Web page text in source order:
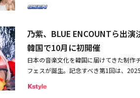
されたCare Bears™（ケアベア）とのコ
ンサート「2025 ILLIT GLITTER DAY IN
日・4日に大阪・大阪城ホールで開催す
ら、ILLITの人気の高さが伺える。さらに
も決まっており、IVEと共にK-POPガー
引き続き注目だ。・ILLIT、1stシングル
乃紫、BLUE ENCOUNTら出演決定！音
N JAPAN」を8月10日～11日に神奈川・
に、9月14日には「ROCK IN JAPAN
ールズグループで初出演を果たす。この
シングル「時よ止まれ」音源配信日：
定※発売日は変更になる可能性がござい
時よ止まれTrack 2 ToppingTrack 3 借り
d Chocolate＜形態・販売価格＞〇製造
定盤価格：2,640円（税込）〇通常盤価
ださい。コトコ：私はもともと乃紫先輩
じました。ゼリー・ダンカ：乃紫先輩と
機会があり、とても光栄でした。最初は
あり、話していくうちに自然とリラック
ら、本当に可愛らしい方だなという印象
紫：UNISは8人組の多国籍グループで、
た。具体的なコラボの有無は明かされな
デビュー当初から乃紫の音楽に並々なら
ル「1theK」の「W.W.C（World Wide
主制作のカバー映像を通じて乃紫の代表
っかけで、2組のアーティスト間に音楽
と発展した。「Shaking My Head」は女
曲だ。互いに異なる言語とスタイルが出
乃紫、BLUE ENCOUNTら出
韓国で10月に初開催
日本の音楽文化を韓国に届けてきた制作
フェスが誕生。記念すべき第1回は、
バル「Concrete Jam 2025」。その出演